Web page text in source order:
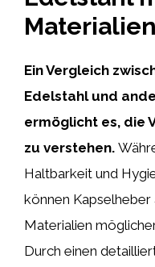
Materialien
Ein Vergleich
Edelstahl und
ermöglicht es, die
zu verstehen.
Haltbarkeit und
können
Materialien
Durch einen